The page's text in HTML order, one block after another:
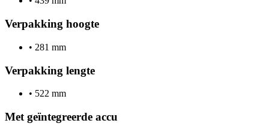
Verpakking hoogte
• 281 mm
Verpakking lengte
• 522 mm
Met geïntegreerde accu